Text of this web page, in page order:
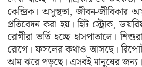
কেন্দ্রিক। অসুস্থতা, জীবন-জীবিকার
প্রতিবেদন করা হয়। হিট স্ট্রোক,
রোগীরা ভর্তি হচ্ছে হাসপাতালে।
রোগে। ফসলের কথাও আসছে।
আম ঝরে পড়ছে। এসবই মানুষের জন্য।